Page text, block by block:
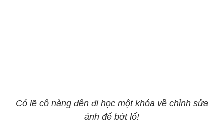
Có lẽ cô nàng đên đi học một khóa về chỉnh sửa
ảnh để bớt lố!